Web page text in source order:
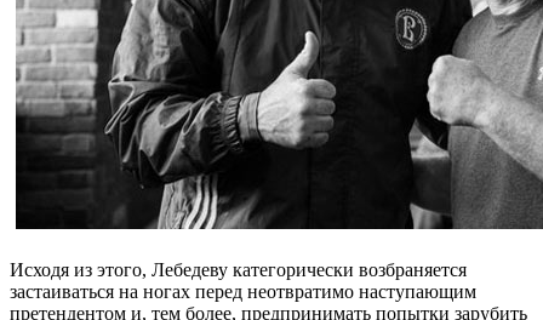
Исходя из этого, Лебедеву категорически возбраняется
застаиваться на ногах перед неотвратимо наступающим
претендентом и, тем более, предпринимать попытки зарубить